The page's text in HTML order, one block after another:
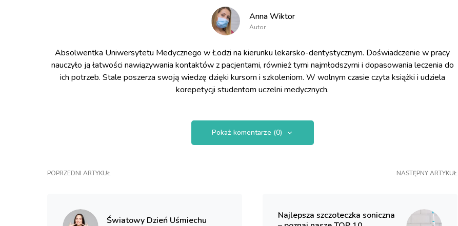
Anna Wiktor
Autor
Absolwentka Uniwersytetu Medycznego w Łodzi na kierunku lekarsko-dentystycznym. Doświadczenie w pracy
nauczyło ją łatwości nawiązywania kontaktów z pacjentami, również tymi najmłodszymi i dopasowania leczenia do
ich potrzeb. Stale poszerza swoją wiedzę dzięki kursom i szkoleniom. W wolnym czasie czyta książki i udziela
korepetycji studentom uczelni medycznych.
Pokaż komentarze (0)
POPRZEDNI ARTYKUŁ
Światowy Dzień Uśmiechu
NASTĘPNY ARTYKUŁ
Najlepsza szczoteczka soniczna